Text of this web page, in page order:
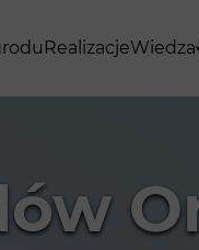
RealizacjeWiedza